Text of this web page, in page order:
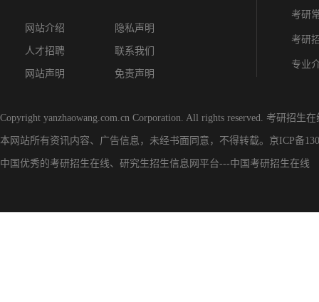
网站介绍 隐私声明
人才招聘 联系我们
网站声明 免责声明
考研
考研
专业
Copyright yanzhaowang.com.cn Corporation. All rights reserved. 考研招生在
本网站所有资讯内容、广告信息，未经书面同意，不得转载。 京ICP备
中国优秀的考研招生在线、 研究生招生信息网 平台---中国考研招生在线